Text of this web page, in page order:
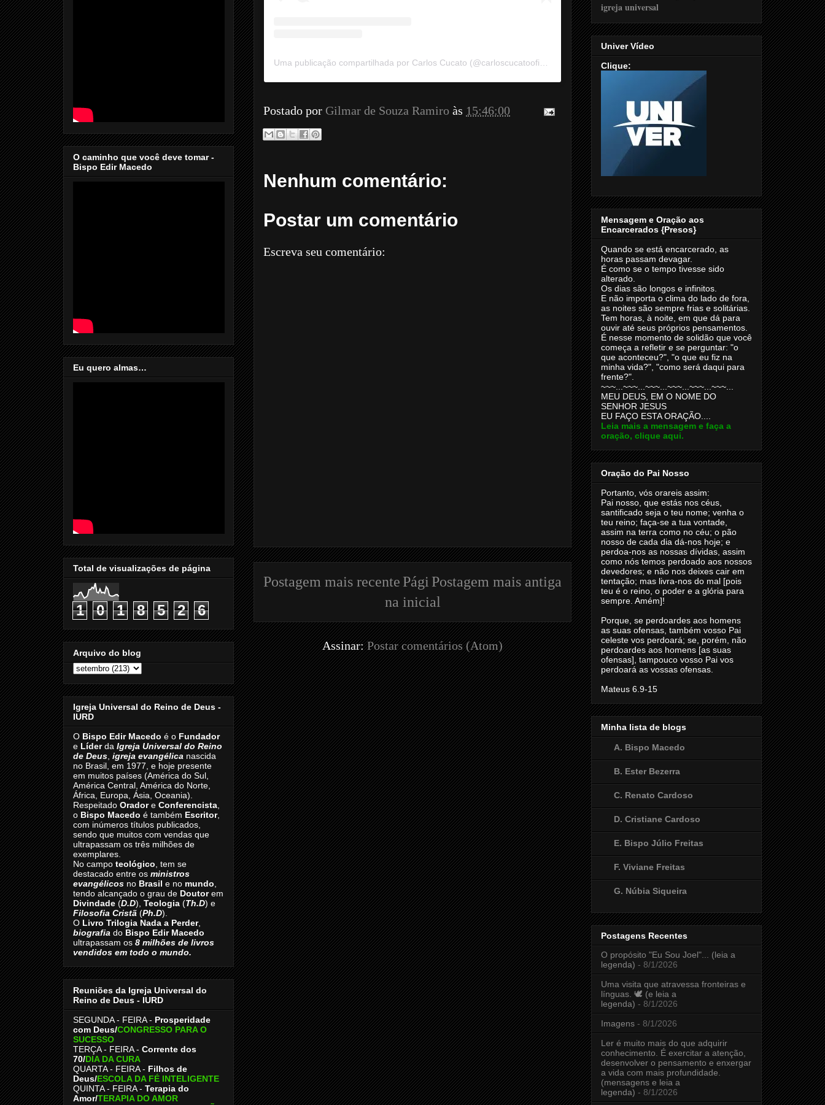
Uma publicação compartilhada por Carlos Cucato (@carloscucatooficial)
Postado por Gilmar de Souza Ramiro às 15:46:00
Nenhum comentário:
Postar um comentário
Escreva seu comentário:
Postagem mais recente Postagem mais antiga
Pági
na inicial
Assinar:Postar comentários (Atom)
O caminho que você deve tomar -
Bispo Edir Macedo
Eu quero almas…
Total de visualizações de página
1 0 1 8 5 2 6
Arquivo do blog
Igreja Universal do Reino de Deus -
IURD
O Bispo Edir Macedo é o Fundador
e Líderda Igreja Universal do Reino
de Deus, igreja evangélica nascida
no Brasil, em 1977, e hoje presente
em muitos países (América do Sul,
América Central, América do Norte,
África, Europa, Ásia, Oceania).
Respeitado Oradore Conferencista,
o Bispo Macedo é também Escritor,
com inúmeros títulos publicados,
sendo que muitos com vendas que
ultrapassam os três milhões de
exemplares.
No campo teológico, tem se
destacado entre os ministros
evangélicos no Brasil e no mundo,
tendo alcançado o grau de Doutorem
Divindade (D.D), Teologia (Th.D) e
Filosofia Cristã (Ph.D).
O Livro Trilogia Nada a Perder,
biografia do Bispo Edir Macedo
ultrapassam os 8 milhões de livros
vendidos em todo o mundo.
Reuniões da Igreja Universal do
Reino de Deus - IURD
SEGUNDA - FEIRA - Prosperidade
com Deus/CONGRESSO PARA O
SUCESSO
TERÇA - FEIRA - Corrente dos
70/DIA DA CURA
QUARTA - FEIRA - Filhos de
Deus/ESCOLA DA FÉ INTELIGENTE
QUINTA - FEIRA - Terapia do
Amor/TERAPIA DO AMOR
Univer Vídeo
Clique:
Mensagem e Oração aos
Encarcerados {Presos}
Quando se está encarcerado, as
horas passam devagar.
É como se o tempo tivesse sido
alterado.
Os dias são longos e infinitos.
E não importa o clima do lado de fora,
as noites são sempre frias e solitárias.
Tem horas, à noite, em que dá para
ouvir até seus próprios pensamentos.
É nesse momento de solidão que você
começa a refletir e se perguntar: "o
que aconteceu?", "o que eu fiz na
minha vida?", "como será daqui para
frente?".
~~~...~~~...~~~...~~~...~~~...~~~...
MEU DEUS, EM O NOME DO
SENHOR JESUS
EU FAÇO ESTA ORAÇÃO....
Leia mais a mensagem e faça a
oração, clique aqui.
Oração do Pai Nosso
Portanto, vós orareis assim:
Pai nosso, que estás nos céus,
santificado seja o teu nome; venha o
teu reino; faça-se a tua vontade,
assim na terra como no céu; o pão
nosso de cada dia dá-nos hoje; e
perdoa-nos as nossas dívidas, assim
como nós temos perdoado aos nossos
devedores; e não nos deixes cair em
tentação; mas livra-nos do mal [pois
teu é o reino, o poder e a glória para
sempre. Amém]!
Porque, se perdoardes aos homens
as suas ofensas, também vosso Pai
celeste vos perdoará; se, porém, não
perdoardes aos homens [as suas
ofensas], tampouco vosso Pai vos
perdoará as vossas ofensas.
Mateus 6.9-15
Minha lista de blogs
A. Bispo Macedo
B. Ester Bezerra
C. Renato Cardoso
D. Cristiane Cardoso
E. Bispo Júlio Freitas
F. Viviane Freitas
G. Núbia Siqueira
Postagens Recentes
O propósito "Eu Sou Joel"... (leia a
legenda) - 8/1/2026
Uma visita que atravessa fronteiras e
línguas. 🕊️ (e leia a
legenda) - 8/1/2026
Imagens - 8/1/2026
Ler é muito mais do que adquirir
conhecimento. É exercitar a atenção,
desenvolver o pensamento e enxergar
a vida com mais profundidade.
(mensagens e leia a
legenda) - 8/1/2026